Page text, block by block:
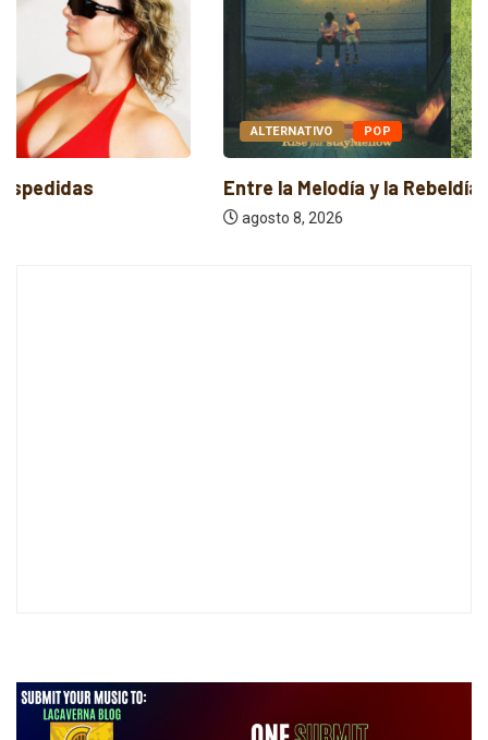
ALTERNATIVO POP
Entre la Melodía y la Rebeldía